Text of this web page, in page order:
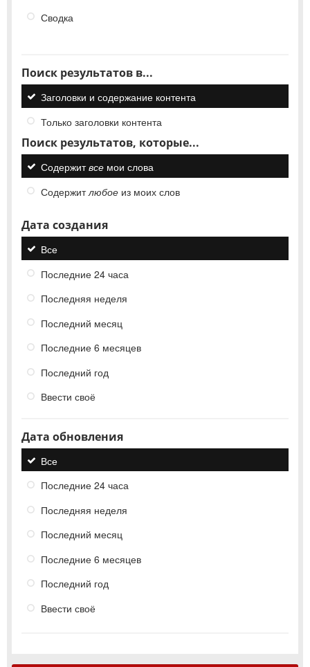
Сводка
Поиск результатов в...
Заголовки и содержание контента
Только заголовки контента
Поиск результатов, которые...
Содержитвсе мои слова
Содержитлюбое из моих слов
Дата создания
Все
Последние 24 часа
Последняя неделя
Последний месяц
Последние 6 месяцев
Последний год
Ввести своё
Дата обновления
Все
Последние 24 часа
Последняя неделя
Последний месяц
Последние 6 месяцев
Последний год
Ввести своё